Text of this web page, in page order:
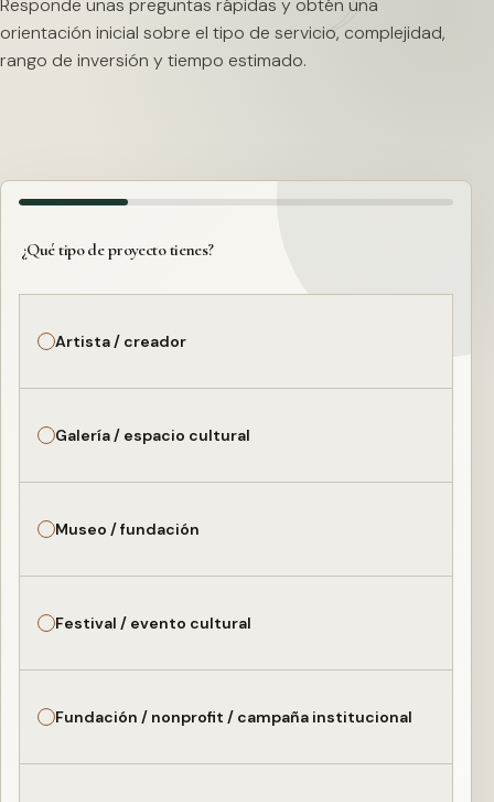
Responde unas preguntas rápidas y obtén una
orientación inicial sobre el tipo de servicio, complejidad,
rango de inversión y tiempo estimado.
¿Qué tipo de proyecto tienes?
Artista / creador
Galería / espacio cultural
Museo / fundación
Festival / evento cultural
Fundación / nonprofit / campaña institucional